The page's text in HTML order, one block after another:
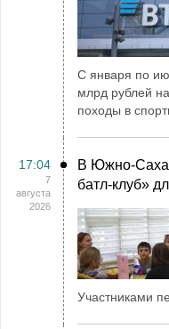
С января по
млрд рублей
походы в
17:04
7
августа
2026
В Южно-
батл-клуб»
Участниками